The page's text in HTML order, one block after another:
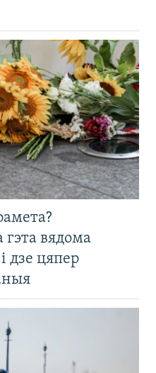
гэта вядома
дзе цяпер